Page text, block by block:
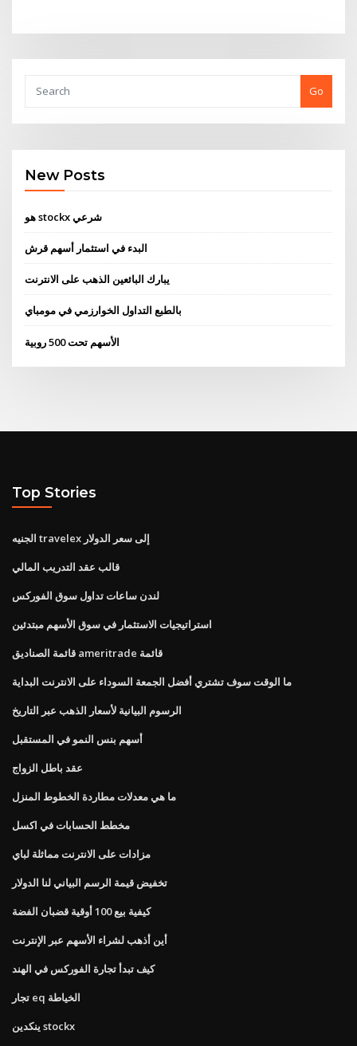
Go
New Posts
هو stockx شرعي
البدء في استثمار أسهم قرش
يبارك البائعين الذهب على الانترنت
بالطبع التداول الخوارزمي في مومباي
الأسهم تحت 500 روبية
Top Stories
الجنيه travelex إلى سعر الدولار
قالب عقد التدريب المالي
لندن ساعات تداول سوق الفوركس
استراتيجيات الاستثمار في سوق الأسهم مبتدئين
قائمة الصناديق ameritrade قائمة
ما الوقت سوف تشتري أفضل الجمعة السوداء على الانترنت البداية
الرسوم البيانية لأسعار الذهب عبر التاريخ
أسهم بنس النمو في المستقبل
عقد باطل الزواج
ما هي معدلات مطاردة الخطوط المنزل
مخطط الحسابات في اكسل
مزادات على الانترنت مماثلة لباي
تخفيض قيمة الرسم البياني لنا الدولار
كيفية بيع 100 أوقية قضبان الفضة
أين أذهب لشراء الأسهم عبر الإنترنت
كيف تبدأ تجارة الفوركس في الهند
تجار eq الخياطة
ينكدين stockx